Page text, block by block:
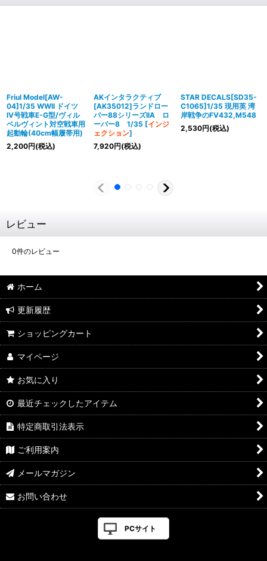
Friul Model[AW-
04]1/35 WWII ドイツ
IV号戦車E-G型/ヴィル
ベルヴィント対空戦車用
起動輪(40cm幅履帯用)
2,200円(税込)
AKインタラクティブ
[AK35012]ランドロー
バー88シリーズIIA ロ
ーバー8 1/35 [インジ
ェクション]
7,920円(税込)
STAR DECALS[SD35-
C1065]1/35 現用英 湾
岸戦争のFV432,M548
2,530円(税込)
レビュー
0件のレビュー
ホーム
更新履歴
ショッピングカート
マイページ
お気に入り
最近チェックしたアイテム
特定商取引法表示
ご利用案内
メールマガジン
お問い合わせ
PCサイト